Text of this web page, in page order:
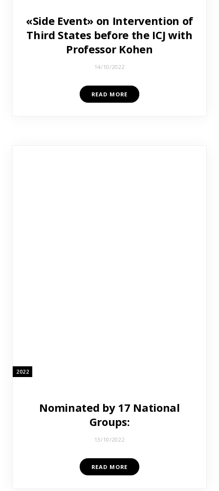
«Side Event» on Intervention of
Third States before the ICJ with
Professor Kohen
14/10/2022
READ MORE
2022
Nominated by 17 National
Groups:
13/10/2022
READ MORE